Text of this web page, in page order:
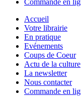
Commande en
Accueil
Votre librairie
En pratique
Evénements
Coups de Coeur
Actu de la culture
La newsletter
Nous contacter
Commande en